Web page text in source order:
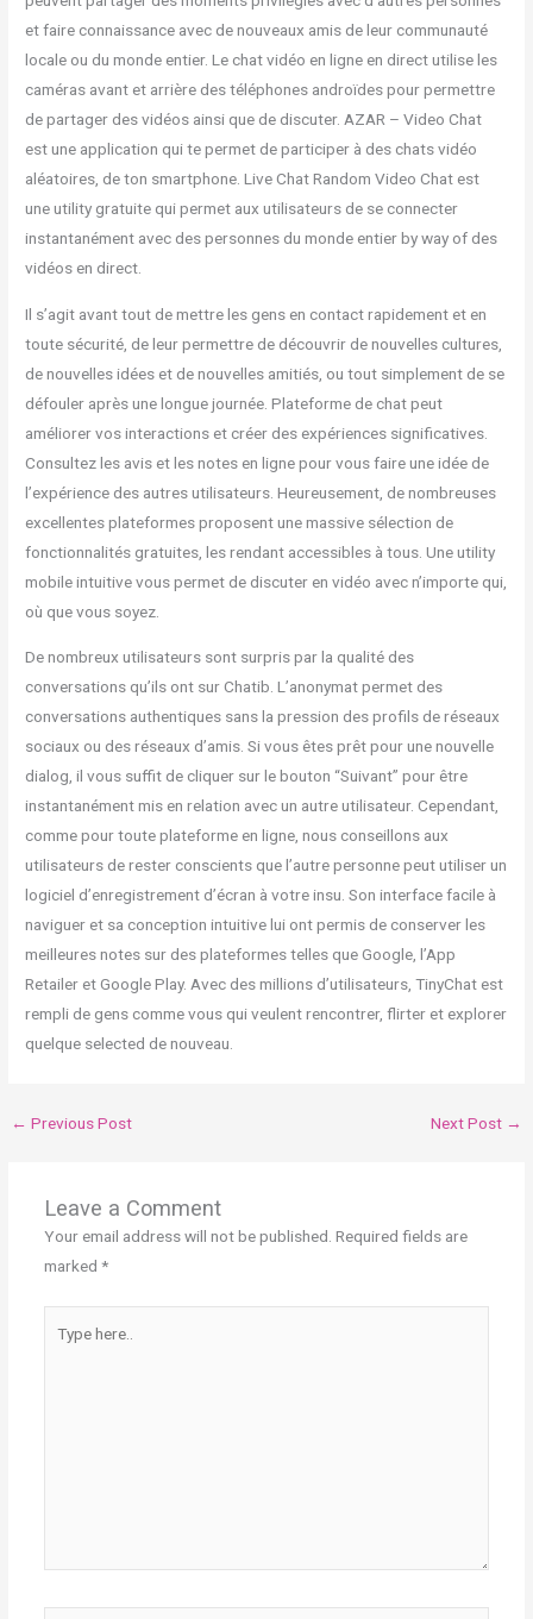
et faire connaissance avec de nouveaux amis de leur communauté
locale ou du monde entier. Le chat vidéo en ligne en direct utilise les
caméras avant et arrière des téléphones androïdes pour permettre
de partager des vidéos ainsi que de discuter. AZAR – Video Chat
est une application qui te permet de participer à des chats vidéo
aléatoires, de ton smartphone. Live Chat Random Video Chat est
une utility gratuite qui permet aux utilisateurs de se connecter
instantanément avec des personnes du monde entier by way of des
vidéos en direct.
Il s’agit avant tout de mettre les gens en contact rapidement et en
toute sécurité, de leur permettre de découvrir de nouvelles cultures,
de nouvelles idées et de nouvelles amitiés, ou tout simplement de se
défouler après une longue journée. Plateforme de chat peut
améliorer vos interactions et créer des expériences significatives.
Consultez les avis et les notes en ligne pour vous faire une idée de
l’expérience des autres utilisateurs. Heureusement, de nombreuses
excellentes plateformes proposent une massive sélection de
fonctionnalités gratuites, les rendant accessibles à tous. Une utility
mobile intuitive vous permet de discuter en vidéo avec n’importe qui,
où que vous soyez.
De nombreux utilisateurs sont surpris par la qualité des
conversations qu’ils ont sur Chatib. L’anonymat permet des
conversations authentiques sans la pression des profils de réseaux
sociaux ou des réseaux d’amis. Si vous êtes prêt pour une nouvelle
dialog, il vous suffit de cliquer sur le bouton “Suivant” pour être
instantanément mis en relation avec un autre utilisateur. Cependant,
comme pour toute plateforme en ligne, nous conseillons aux
utilisateurs de rester conscients que l’autre personne peut utiliser un
logiciel d’enregistrement d’écran à votre insu. Son interface facile à
naviguer et sa conception intuitive lui ont permis de conserver les
meilleures notes sur des plateformes telles que Google, l’App
Retailer et Google Play. Avec des millions d’utilisateurs, TinyChat est
rempli de gens comme vous qui veulent rencontrer, flirter et explorer
quelque selected de nouveau.
← Previous Post Next Post →
Leave a Comment
Your email address will not be published. Required fields are
marked *
here..